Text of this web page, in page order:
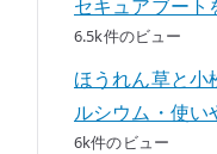
セキュアブート
6.5k件のビュー
ほうれん草と小
ルシウム・使い
6k件のビュー